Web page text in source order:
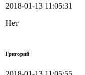
2018-01-13 11:05:31
Нет
Григорий